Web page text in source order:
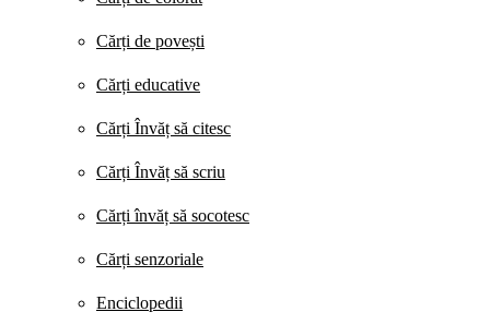
Cărți de povești
Cărți educative
Cărți Învăț să citesc
Cărți Învăț să scriu
Cărți învăț să socotesc
Cărți senzoriale
Enciclopedii